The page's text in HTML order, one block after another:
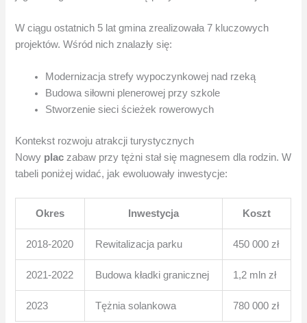
W ciągu ostatnich 5 lat gmina zrealizowała 7 kluczowych
projektów. Wśród nich znalazły się:
Modernizacja strefy wypoczynkowej nad rzeką
Budowa siłowni plenerowej przy szkole
Stworzenie sieci ścieżek rowerowych
Kontekst rozwoju atrakcji turystycznych
Nowy plac zabaw przy tężni stał się magnesem dla rodzin. W
tabeli poniżej widać, jak ewoluowały inwestycje:
Okres Inwestycja Koszt
2018-2020 Rewitalizacja parku 450 000 zł
2021-2022 Budowa kładki granicznej 1,2 mln zł
2023 Tężnia solankowa 780 000 zł